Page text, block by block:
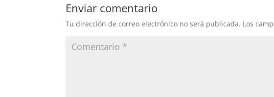
Enviar comentario
Tu dirección de correo electrónico no será publicada. Los